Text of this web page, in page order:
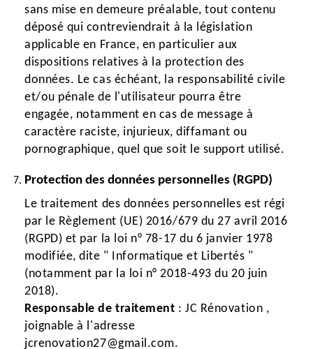
sans mise en demeure préalable, tout contenu
déposé qui contreviendrait à la législation
applicable en France, en particulier aux
dispositions relatives à la protection des
données. Le cas échéant, la responsabilité civile
et/ou pénale de l'utilisateur pourra être
engagée, notamment en cas de message à
caractère raciste, injurieux, diffamant ou
pornographique, quel que soit le support utilisé.
Protection des données personnelles (RGPD)
Le traitement des données personnelles est régi
par le Règlement (UE) 2016/679 du 27 avril 2016
(RGPD) et par la loi n° 78-17 du 6 janvier 1978
modifiée, dite " Informatique et Libertés "
(notamment par la loi n° 2018-493 du 20 juin
2018).
Responsable de traitement : JC Rénovation ,
joignable à l'adresse
jcrenovation27@gmail.com.